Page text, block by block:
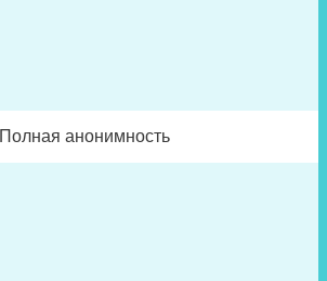
Полная анонимность